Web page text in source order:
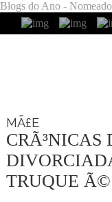
Blogs do Ano -
MÃ£E
CRÃ³NICAS
TRUQUE